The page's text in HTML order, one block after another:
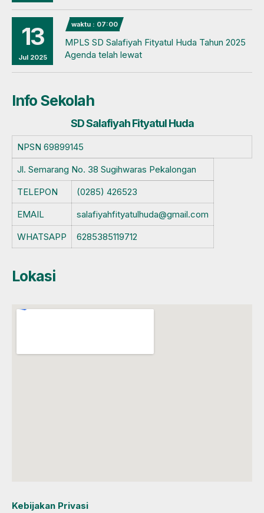
13
Jul 2025
waktu : 07:00
MPLS SD Salafiyah Fityatul Huda Tahun 2025
Agenda telah lewat
Info Sekolah
SD Salafiyah Fityatul Huda
NPSN 69899145
Jl. Semarang No. 38 Sugihwaras Pekalongan
TELEPON
(0285) 426523
EMAIL
salafiyahfityatulhuda@gmail.com
WHATSAPP
6285385119712
Lokasi
Kebijakan Privasi